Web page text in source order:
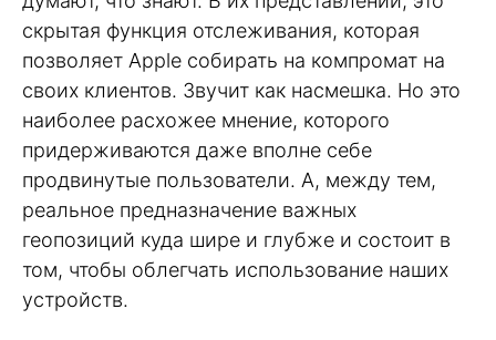
скрытая функция отслеживания, которая
позволяет Apple собирать на компромат на
своих клиентов. Звучит как насмешка. Но это
наиболее расхожее мнение, которого
придерживаются даже вполне себе
продвинутые пользователи. А, между тем,
реальное предназначение важных
геопозиций куда шире и глубже и состоит в
том, чтобы облегчать использование наших
устройств.